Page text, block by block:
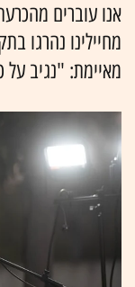
אנו עוברים
מחיילינו נהרגו
מאיימת: "נגיב